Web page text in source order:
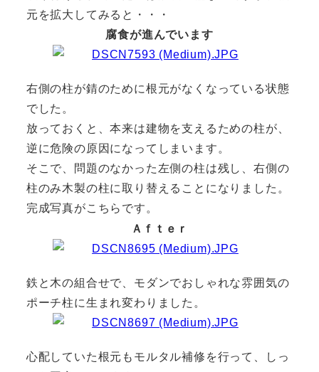
元を拡大してみると・・・
腐食が進んでいます
右側の柱が錆のために根元がなくなっている状態
でした。
放っておくと、本来は建物を支えるための柱が、
逆に危険の原因になってしまいます。
そこで、問題のなかった左側の柱は残し、右側の
柱のみ木製の柱に取り替えることになりました。
完成写真がこちらです。
Ａｆｔｅｒ
鉄と木の組合せで、モダンでおしゃれな雰囲気の
ポーチ柱に生まれ変わりました。
心配していた根元もモルタル補修を行って、しっ